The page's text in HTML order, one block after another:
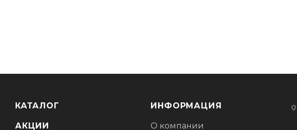
КАТАЛОГ
АКЦИИ
ИНФОРМАЦИЯ
О компании